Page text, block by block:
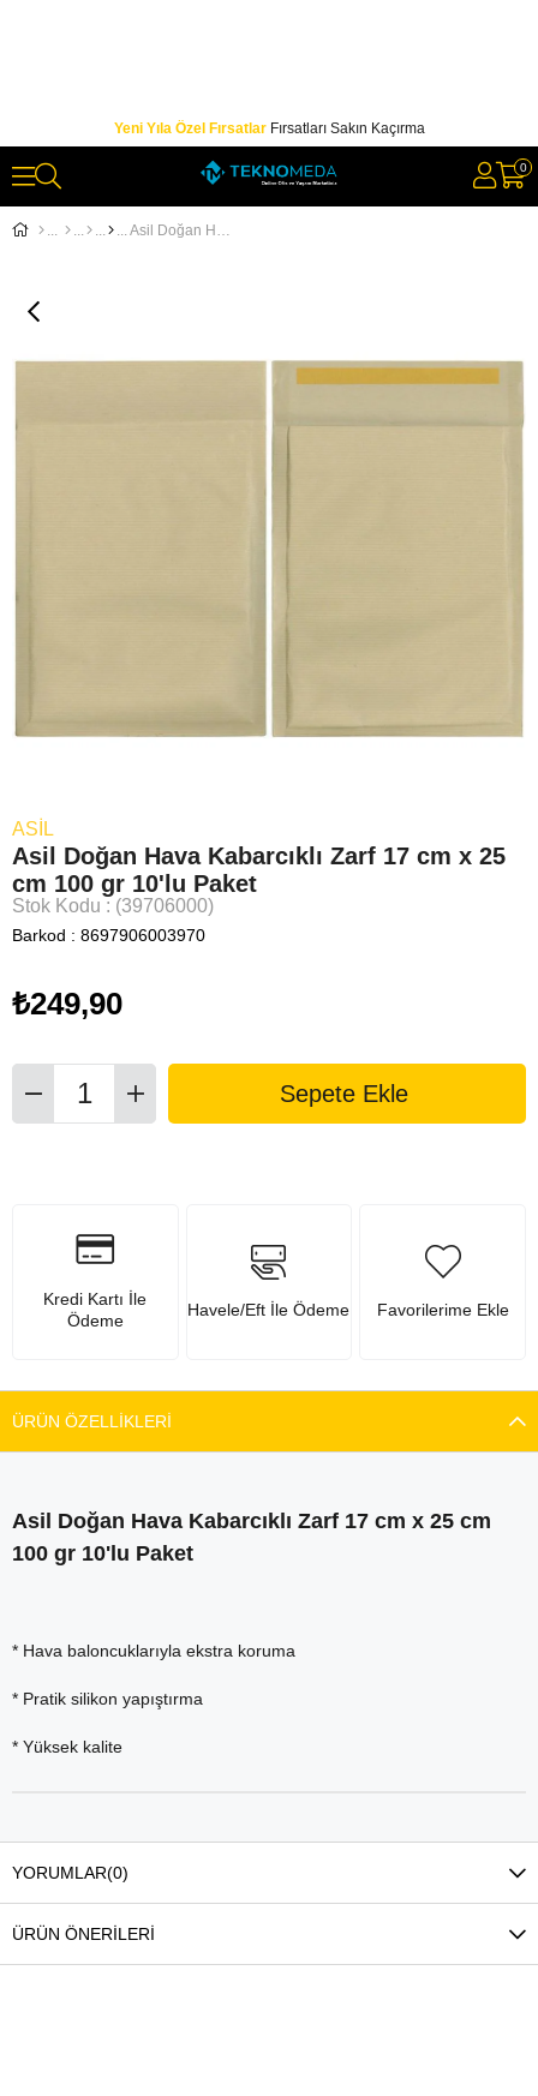
Yeni Yıla Özel FırsatlarFırsatları Sakın Kaçırma
0
Asil Doğan Hava Kabarcıklı Zarf 17 cm x 25 cm 100 gr 10'lu Paket
ASİL
Asil Doğan Hava Kabarcıklı Zarf 17 cm x 25
cm 100 gr 10'lu Paket
Stok Kodu (39706000)
Barkod : 8697906003970
₺249,90
Kredi Kartı İle
Ödeme
Havele/Eft İle Ödeme Favorilerime Ekle
ÜRÜN ÖZELLIKLERI
Asil Doğan Hava Kabarcıklı Zarf 17 cm x 25 cm
100 gr 10'lu Paket
* Hava baloncuklarıyla ekstra koruma
* Pratik silikon yapıştırma
* Yüksek kalite
YORUMLAR(0)
ÜRÜN ÖNERILERI